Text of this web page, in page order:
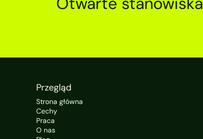
Przegląd
Strona główna
Cechy
Praca
O nas